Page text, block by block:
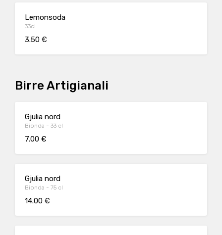
Lemonsoda
33cl
3.50 €
Birre Artigianali
Gjulia nord
Bionda - 33 cl
7.00 €
Gjulia nord
Bionda - 75 cl
14.00 €